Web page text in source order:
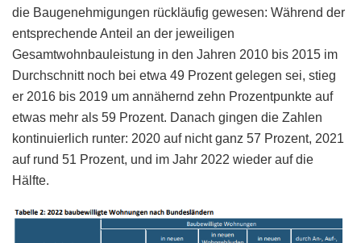
die Baugenehmigungen rückläufig gewesen: Während der
entsprechende Anteil an der jeweiligen
Gesamtwohnbauleistung in den Jahren 2010 bis 2015 im
Durchschnitt noch bei etwa 49 Prozent gelegen sei, stieg
er 2016 bis 2019 um annähernd zehn Prozentpunkte auf
etwas mehr als 59 Prozent. Danach gingen die Zahlen
kontinuierlich runter: 2020 auf nicht ganz 57 Prozent, 2021
auf rund 51 Prozent, und im Jahr 2022 wieder auf die
Hälfte.